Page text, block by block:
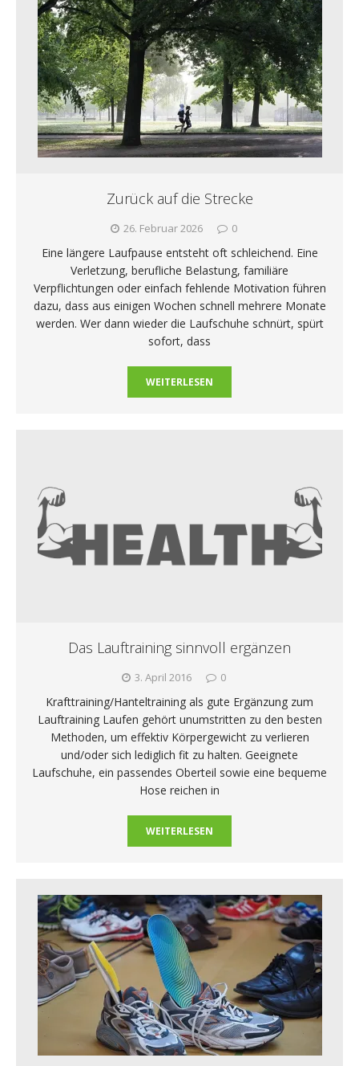
Zurück auf die Strecke
26. Februar 2026 0
Eine längere Laufpause entsteht oft schleichend. Eine
Verletzung, berufliche Belastung, familiäre
Verpflichtungen oder einfach fehlende Motivation führen
dazu, dass aus einigen Wochen schnell mehrere Monate
werden. Wer dann wieder die Laufschuhe schnürt, spürt
sofort, dass
WEITERLESEN
Das Lauftraining sinnvoll ergänzen
3. April 2016 0
Krafttraining/Hanteltraining als gute Ergänzung zum
Lauftraining Laufen gehört unumstritten zu den besten
Methoden, um effektiv Körpergewicht zu verlieren
und/oder sich lediglich fit zu halten. Geeignete
Laufschuhe, ein passendes Oberteil sowie eine bequeme
Hose reichen in
WEITERLESEN